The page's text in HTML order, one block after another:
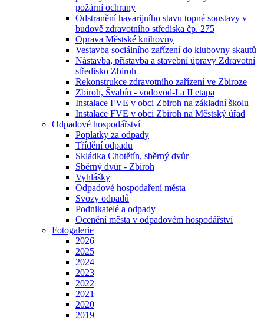
požární ochrany
Odstranění havarijního stavu topné soustavy v
budově zdravotního střediska čp. 275
Oprava Městské knihovny
Vestavba sociálního zařízení do klubovny skautů
Nástavba, přístavba a stavební úpravy Zdravotní
středisko Zbiroh
Rekonstrukce zdravotního zařízení ve Zbiroze
Zbiroh, Švabín - vodovod-I a II etapa
Instalace FVE v obci Zbiroh na základní školu
Instalace FVE v obci Zbiroh na Městský úřad
Odpadové hospodářství
Poplatky za odpady
Třídění odpadu
Skládka Chotětín, sběrný dvůr
Sběrný dvůr - Zbiroh
Vyhlášky
Odpadové hospodaření města
Svozy odpadů
Podnikatelé a odpady
Ocenění města v odpadovém hospodářství
Fotogalerie
2026
2025
2024
2023
2022
2021
2020
2019